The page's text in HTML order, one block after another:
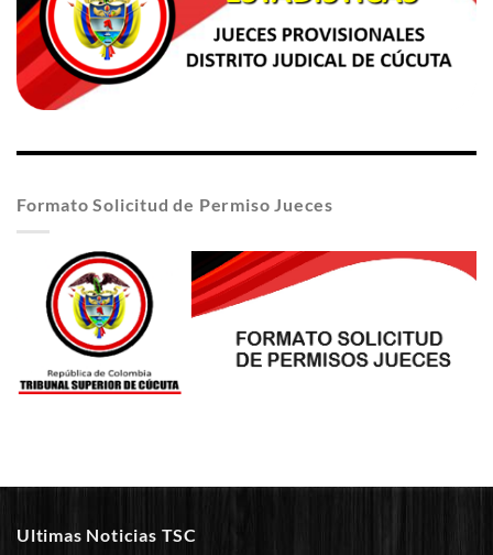
Formato Solicitud de Permiso Jueces
Ultimas Noticias TSC